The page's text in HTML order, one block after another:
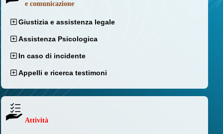
e comunicazione
Giustizia e assistenza legale
Assistenza Psicologica
In caso di incidente
Appelli e ricerca testimoni
Attività